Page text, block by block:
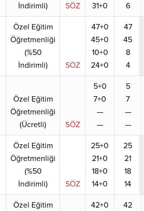
İndirimli)
SÖZ
31+0
6
Özel Eğitim
Öğretmenliği
(%50
İndirimli)
SÖZ
47+0
45+0
10+0
24+0
47
45
8
4
Özel Eğitim
Öğretmenliği
(Ücretli)
SÖZ
5+0
7+0
—
—
5
7
—
—
Özel Eğitim
Öğretmenliği
(%50
İndirimli)
SÖZ
25+0
21+0
18+0
14+0
25
21
18
14
Özel Eğitim
42+0
42